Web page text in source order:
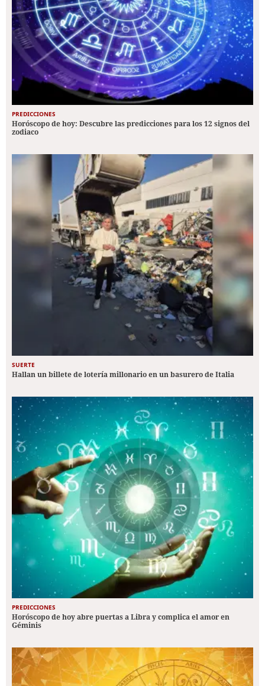
PREDICCIONES
Horóscopo de hoy: Descubre las predicciones para los 12 signos del
zodiaco
SUERTE
Hallan un billete de lotería millonario en un basurero de Italia
PREDICCIONES
Horóscopo de hoy abre puertas a Libra y complica el amor en
Géminis